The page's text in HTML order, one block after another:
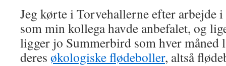
Jeg kørte i Torvehallerne efter arbejde
som min kollega havde anbefalet, og
ligger jo Summerbird som hver måned
deres økologiske flødeboller, altså